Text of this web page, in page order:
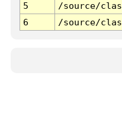
5
/source/
6
/source/